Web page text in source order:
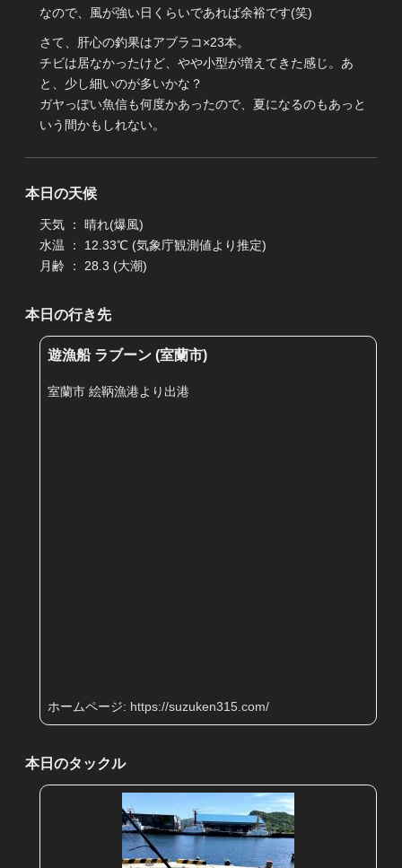
なので、風が強い日くらいであれば余裕です(笑)
さて、肝心の釣果はアブラコ×23本。
チビは居なかったけど、やや小型が増えてきた感じ。あ
と、少し細いのが多いかな？
ガヤっぽい魚信も何度かあったので、夏になるのもあっと
いう間かもしれない。
本日の天候
天気 ： 晴れ(爆風)
水温 ： 12.33℃ (気象庁観測値より推定)
月齢 ： 28.3 (大潮)
本日の行き先
遊漁船 ラブーン (室蘭市)
室蘭市 絵鞆漁港より出港
ホームページ: https://suzuken315.com/
本日のタックル